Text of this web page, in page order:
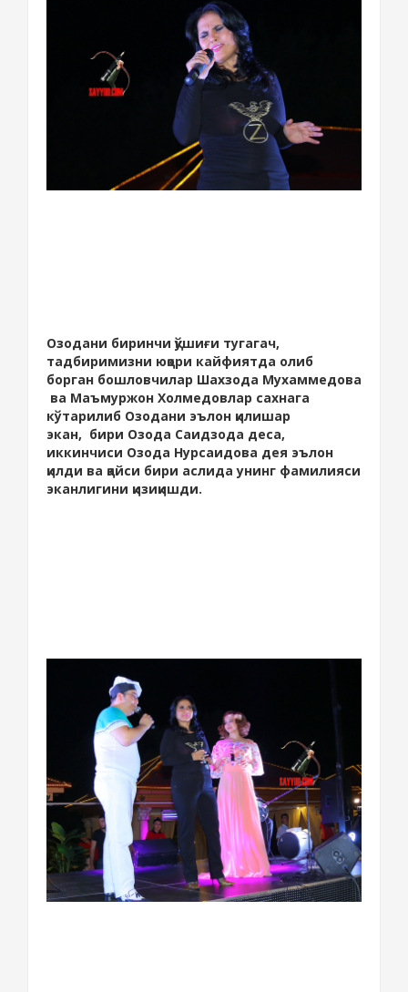
Озодани биринчи қўшиғи тугагач,
тадбиримизни юқори кайфиятда олиб
борган бошловчилар Шахзода Мухаммедова
ва Маъмуржон Холмедовлар сахнага
кўтарилиб Озодани эълон қилишар
экан, бири Озода Саидзода деса,
иккинчиси Озода Нурсаидова дея эълон
қилди ва қайси бири аслида унинг фамилияси
эканлигини қизиқишди.